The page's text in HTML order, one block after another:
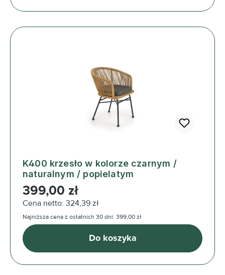
K400 krzesło w kolorze czarnym /
naturalnym / popielatym
Cena regularna:
399,00 zł
Cena netto: 324,39 zł
Najniższa cena z ostatnich 30 dni: 399,00 zł
Do koszyka